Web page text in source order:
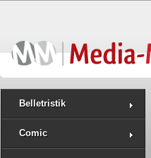
Belletristik
Comic